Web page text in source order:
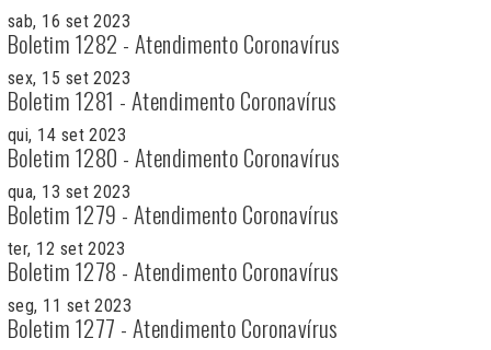
sab, 16 set 2023
Boletim 1282 - Atendimento Coronavírus
sex, 15 set 2023
Boletim 1281 - Atendimento Coronavírus
qui, 14 set 2023
Boletim 1280 - Atendimento Coronavírus
qua, 13 set 2023
Boletim 1279 - Atendimento Coronavírus
ter, 12 set 2023
Boletim 1278 - Atendimento Coronavírus
seg, 11 set 2023
Boletim 1277 - Atendimento Coronavírus